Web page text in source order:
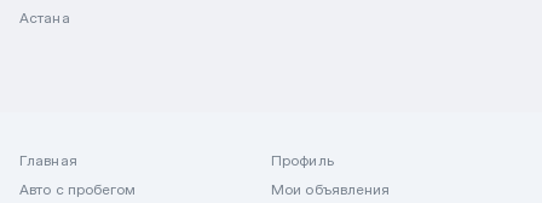
Астана
Главная
Авто с пробегом
Профиль
Мои объявления